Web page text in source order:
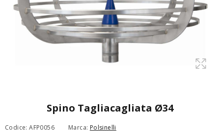
Spino Tagliacagliata Ø34
Codice: AFP0056 Marca: Polsinelli